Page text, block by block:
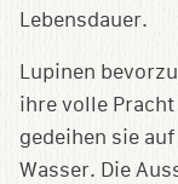
Lebensdauer.
Lupinen
ihre volle
gedeihen sie
Wasser. Die